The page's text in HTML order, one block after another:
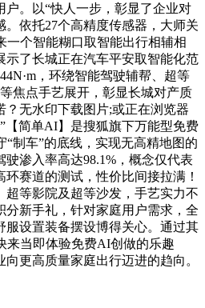
户。以“快人一步，彰显了企业对
。依托27个高精度传感器，大师关
一个智能糊口取智能出行相辅相
示了长城正在汽车平安取智能化范
，环绕智能驾驶辅帮、超等
焦点手艺展开，彰显长城对产质
？无水印下载图片;或正在浏览器
【简单AI】是搜狐旗下万能型免费
制车”的底线，实现无高精地图的
渗入率高达98.1%，概念仅代表
赛道的测试，性价比间接拉满！
超等影院及超等沙发，手艺实力不
分新手礼，针对家庭用户需求，全
服设置装备摆设博得关心。通过其
来当即体验免费AI创做的乐趣
更高质量家庭出行迈进的趋向。